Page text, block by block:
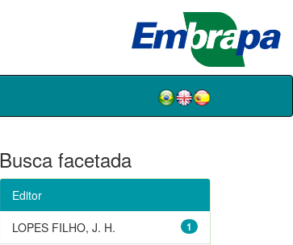
Busca facetada
Editor
1
LOPES FILHO, J. H.